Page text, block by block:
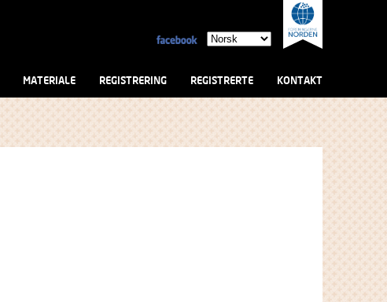
MATERIALE REGISTRERING REGISTRERTE KONTAKT